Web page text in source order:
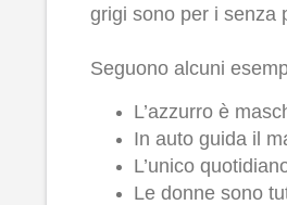
grigi sono per i senza
Seguono alcuni
L’azzurro è
In auto guida il
L’unico
Le donne sono